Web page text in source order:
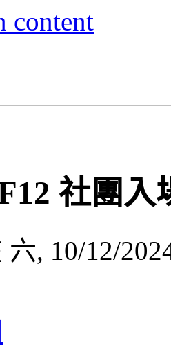
content
社團入
六, 10/12/